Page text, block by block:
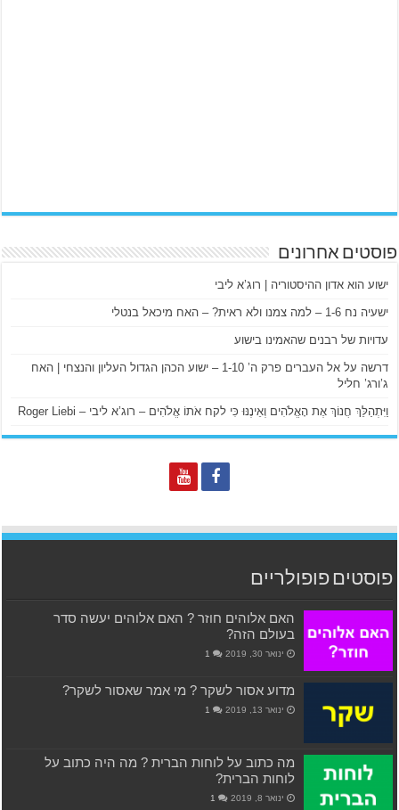
פוסטים אחרונים
ישוע הוא אדון ההיסטוריה | רוג’א ליבי
ישעיה נח 1-6 – למה צמנו ולא ראית? – האח מיכאל בנטלי
עדויות של רבנים שהאמינו בישוע
דרשה על אל העברים פרק ה’ 1-10 – ישוע הכהן הגדול העליון והנצחי | האח
ג’ורג’ חליל
וַיִּתְהַלֵּךְ חֲנוֹךְ אֶת הָאֱלֹהִים וְאֵינֶנּוּ כִּי לקח אֹתוֹ אֱלֹהִים – רוג’א ליבי – Roger Liebi
פוסטים פופולריים
האם אלוהים חוזר ? האם אלוהים יעשה סדר
בעולם הזה?
ינואר 30, 2019 1
מדוע אסור לשקר ? מי אמר שאסור לשקר?
ינואר 13, 2019 1
מה כתוב על לוחות הברית ? מה היה כתוב על
לוחות הברית?
ינואר 8, 2019 1